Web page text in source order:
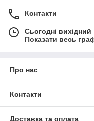
Контакти
Сьогодні вихідний
Показати весь
Про нас
Контакти
Доставка та оплата